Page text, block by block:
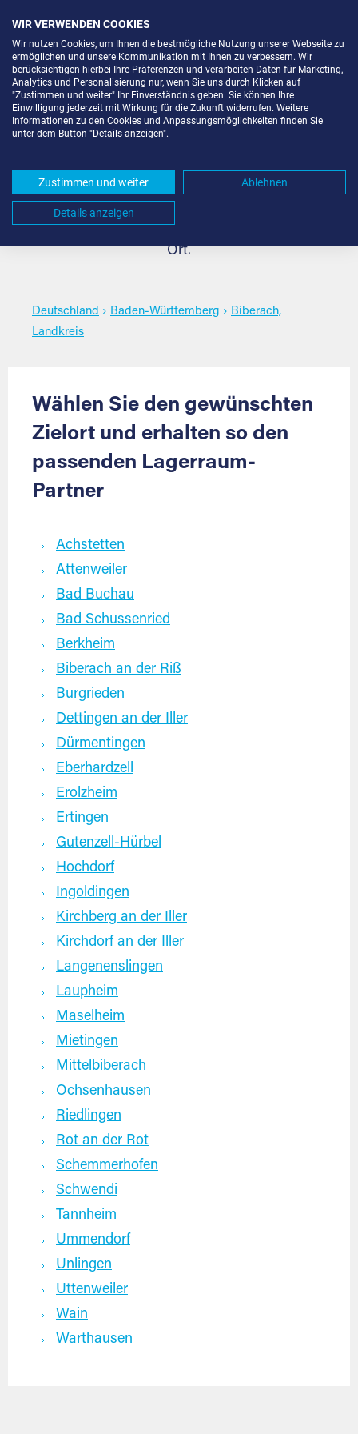
Lagerbox mieten in Biberach,
Landkreis
Die passende Lagerbox mieten für jeden Bedarf in
Ort.
Deutschland › Baden-Württemberg › Biberach,
Landkreis
Wählen Sie den gewünschten
Zielort und erhalten so den
passenden Lagerraum-
Partner
Achstetten
Attenweiler
Bad Buchau
Bad Schussenried
Berkheim
Biberach an der Riß
Burgrieden
Dettingen an der Iller
Dürmentingen
Eberhardzell
Erolzheim
Ertingen
Gutenzell-Hürbel
Hochdorf
Ingoldingen
Kirchberg an der Iller
Kirchdorf an der Iller
Langenenslingen
Laupheim
Maselheim
Mietingen
Mittelbiberach
Ochsenhausen
Riedlingen
Rot an der Rot
Schemmerhofen
Schwendi
Tannheim
Ummendorf
Unlingen
Uttenweiler
Wain
Warthausen
WIR VERWENDEN COOKIES
Wir nutzen Cookies, um Ihnen die bestmögliche Nutzung unserer Webseite zu
ermöglichen und unsere Kommunikation mit Ihnen zu verbessern. Wir
berücksichtigen hierbei Ihre Präferenzen und verarbeiten Daten für Marketing,
Analytics und Personalisierung nur, wenn Sie uns durch Klicken auf
"Zustimmen und weiter" Ihr Einverständnis geben. Sie können Ihre
Einwilligung jederzeit mit Wirkung für die Zukunft widerrufen. Weitere
Informationen zu den Cookies und Anpassungsmöglichkeiten finden Sie
unter dem Button "Details anzeigen".
Zustimmen und weiter Ablehnen
Details anzeigen